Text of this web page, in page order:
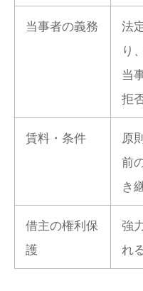
当事者の義務
法
り
当
拒
賃料・条件
原
前
き
借主の権利保
護
強
れ